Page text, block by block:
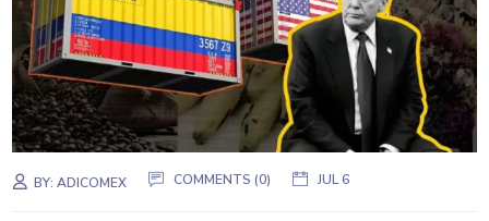
BY:ADICOMEX COMMENTS (0) JUL 6